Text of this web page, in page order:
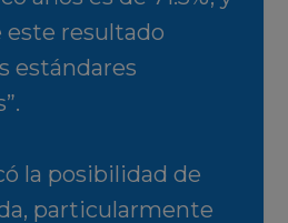
resultado
estándares
la posibilidad de
particularmente